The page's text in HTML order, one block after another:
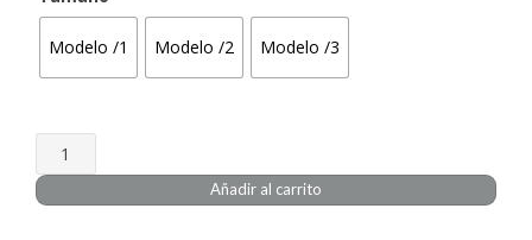
Modelo /1 Modelo /2 Modelo /3
Granadino
Artesanal
Plafón
Añadir al carrito